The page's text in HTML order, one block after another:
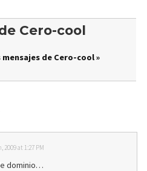
Cero-cool
de Cero-cool »
2009 at 1:27 PM
dominio…